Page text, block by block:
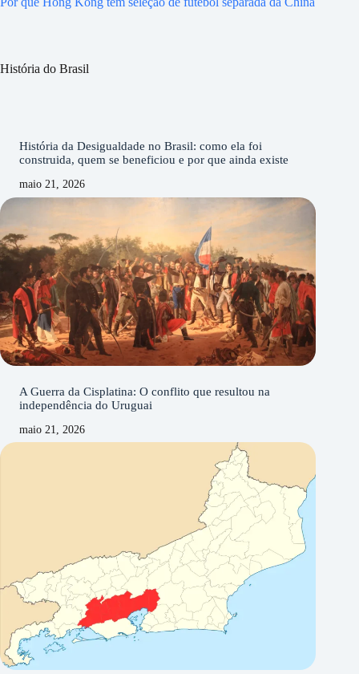
História do Brasil
História da Desigualdade no Brasil: como ela foi
construida, quem se beneficiou e por que ainda existe
maio 21, 2026
A Guerra da Cisplatina: O conflito que resultou na
independência do Uruguai
maio 21, 2026